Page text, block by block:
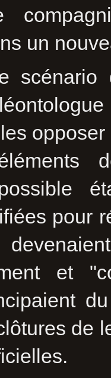
un
pour
et
de